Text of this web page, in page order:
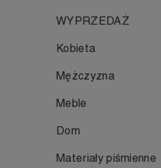
WYPRZEDAŻ
Kobieta
Mężczyzna
Meble
Dom
Materiały piśmienne